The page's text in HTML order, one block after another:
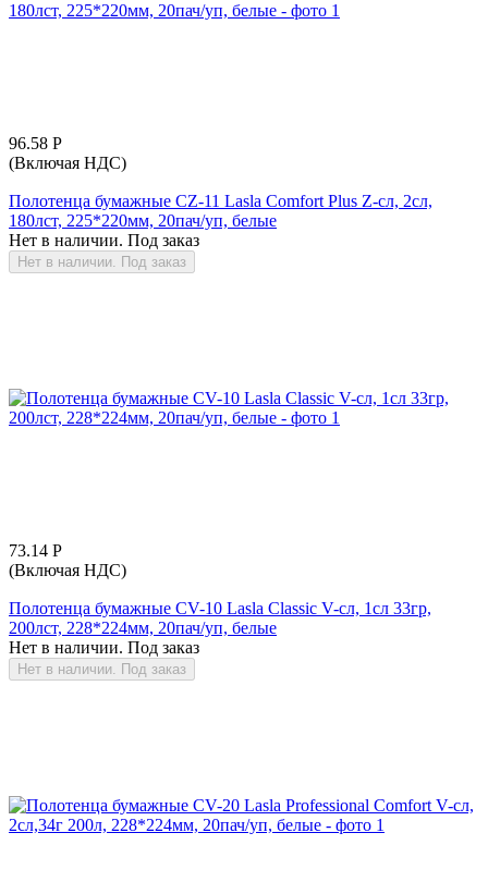
96.58 Р
(Включая НДС)
Полотенца бумажные CZ-11 Lasla Comfort Plus Z-сл, 2сл,
180лст, 225*220мм, 20пач/уп, белые
Нет в наличии. Под заказ
Нет в наличии. Под заказ
73.14 Р
(Включая НДС)
Полотенца бумажные CV-10 Lasla Classic V-сл, 1сл 33гр,
200лст, 228*224мм, 20пач/уп, белые
Нет в наличии. Под заказ
Нет в наличии. Под заказ